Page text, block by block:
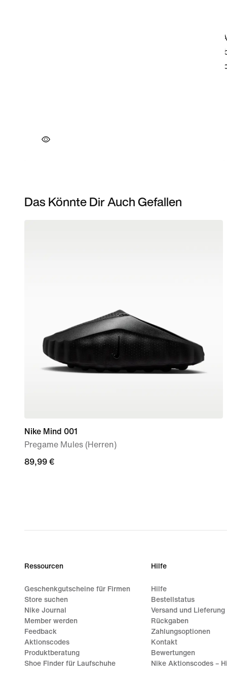
Das Könnte Dir Auch Gefallen
Nike Mind 001
Pregame Mules (Herren)
89,99 €
89,99 €
Ressourcen
Geschenkgutscheine für Firmen
Store suchen
Nike Journal
Member werden
Feedback
Aktionscodes
Produktberatung
Shoe Finder für Laufschuhe
Hilfe
Hilfe
Bestellstatus
Versand und Lieferung
Rückgaben
Zahlungsoptionen
Kontakt
Bewertungen
Nike Aktionscodes –